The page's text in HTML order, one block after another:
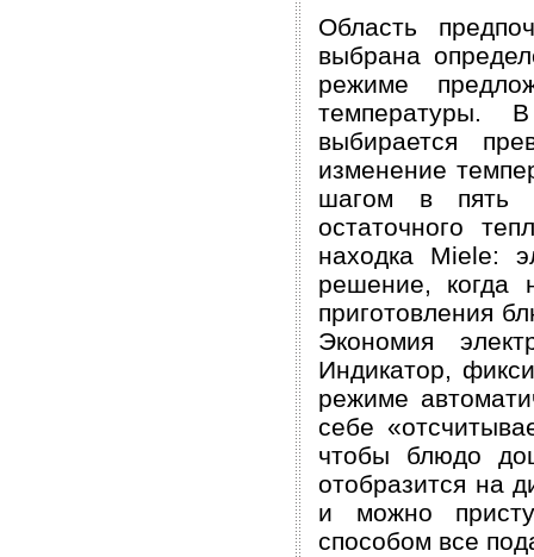
Область
выбрана
режиме
температуры.
выбирается
изменение
шагом в пять
остаточного
находка Miele:
решение, когда
приготовления
Экономия
Индикатор,
режиме
себе
чтобы блюдо
отобразится на
и можно
способом все